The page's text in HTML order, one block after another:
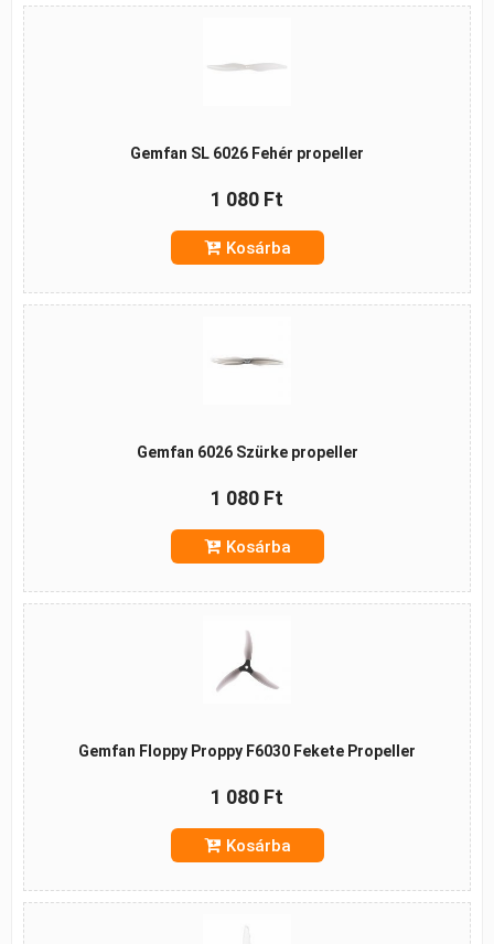
Gemfan SL 6026 Fehér propeller
1 080 Ft
Kosárba
Gemfan 6026 Szürke propeller
1 080 Ft
Kosárba
Gemfan Floppy Proppy F6030 Fekete Propeller
1 080 Ft
Kosárba